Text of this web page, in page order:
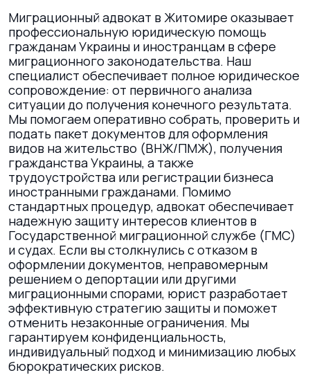
Миграционный адвокат в Житомире оказывает
профессиональную юридическую помощь
гражданам Украины и иностранцам в сфере
миграционного законодательства. Наш
специалист обеспечивает полное юридическое
сопровождение: от первичного анализа
ситуации до получения конечного результата.
Мы помогаем оперативно собрать, проверить и
подать пакет документов для оформления
видов на жительство (ВНЖ/ПМЖ), получения
гражданства Украины, а также
трудоустройства или регистрации бизнеса
иностранными гражданами. Помимо
стандартных процедур, адвокат обеспечивает
надежную защиту интересов клиентов в
Государственной миграционной службе (ГМС)
и судах. Если вы столкнулись с отказом в
оформлении документов, неправомерным
решением о депортации или другими
миграционными спорами, юрист разработает
эффективную стратегию защиты и поможет
отменить незаконные ограничения. Мы
гарантируем конфиденциальность,
индивидуальный подход и минимизацию любых
бюрократических рисков.